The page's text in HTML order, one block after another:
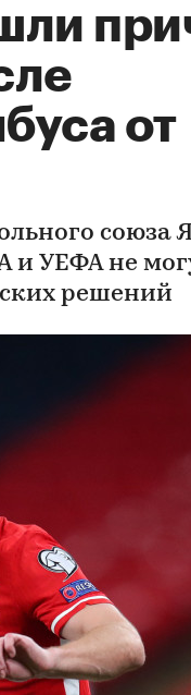
от
союза
и УЕФА не
решений